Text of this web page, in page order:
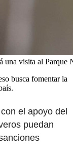
una visita al
busca fomentar la
el apoyo del
puedan